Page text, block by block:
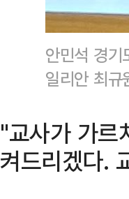
안민석 경
일리안 최규
"교사가 가르
켜드리겠다.